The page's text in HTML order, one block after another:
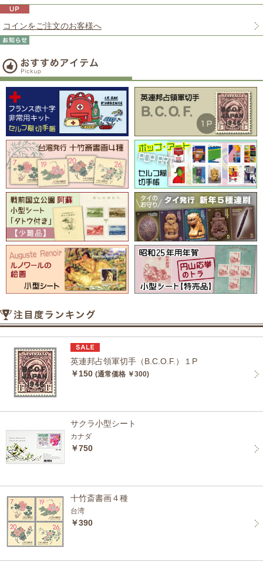
コインをご注文のお客様へ
英連邦占領軍切手（B.C.O.F.）１P
￥150 (通常価格 ￥300)
サクラ小型シート
カナダ
￥750
十竹斎書画４種
台湾
￥390